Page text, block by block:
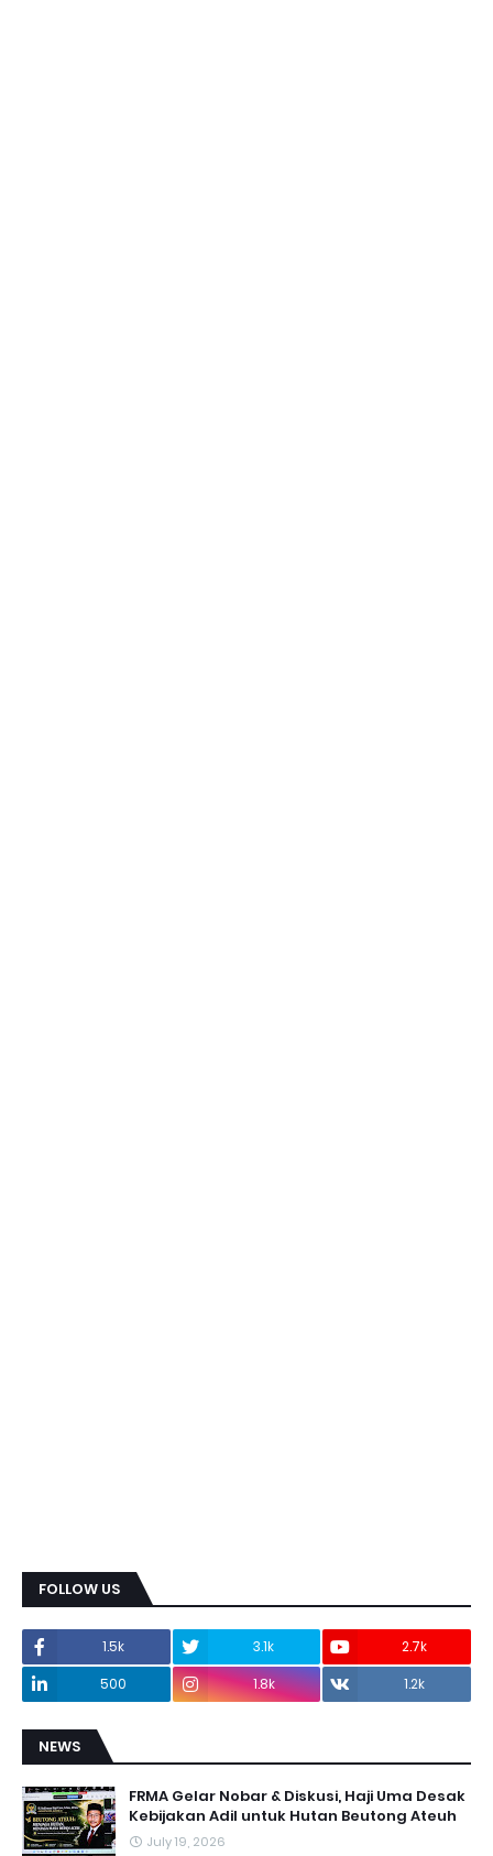
FOLLOW US
1.5k 3.1k
2.7k
500
1.8k 1.2k
NEWS
FRMA Gelar Nobar & Diskusi, Haji Uma Desak
Kebijakan Adil untuk Hutan Beutong Ateuh
July 19, 2026